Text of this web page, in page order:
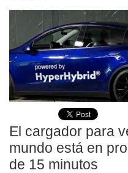
El cargador para
mundo está en
de 15 minutos